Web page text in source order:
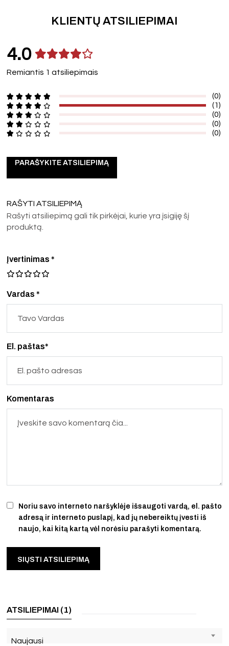
KLIENTŲ ATSILIEPIMAI
4.0
Remiantis 1 atsiliepimais
(0)
(1)
(0)
(0)
(0)
PARAŠYKITE ATSILIEPIMĄ
RAŠYTI ATSILIEPIMĄ
Rašyti atsiliepimą gali tik pirkėjai, kurie yra įsigiję šį
produktą.
Vardas *
El. paštas*
Noriu savo interneto naršyklėje išsaugoti vardą, el. pašto
adresą ir interneto puslapį, kad jų nebereiktų įvesti iš
naujo, kai kitą kartą vėl norėsiu parašyti komentarą.
Įvertinimas*
Komentaras
ATSILIEPIMAI (1)
Naujausi